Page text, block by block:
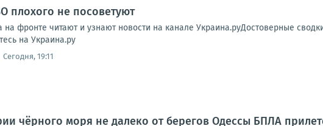
плохого не посоветуют
на фронте читают и узнают новости на канале Украина.руДостоверные
на Украина.ру
Сегодня, 19:11
чёрного моря не далеко от берегов Одессы БПЛА